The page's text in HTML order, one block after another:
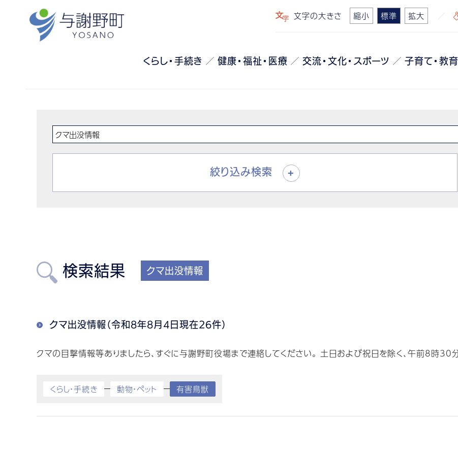
文字の大きさ 縮小 標準 拡大
くらし・手続き 健康・福祉・医療 交流・文化・スポーツ 子育て・教育
絞り込み検索 +
検索結果 クマ出没情報
クマ出没情報（令和8年8月4日現在26件）
クマの目撃情報等ありましたら、すぐに与謝野町役場まで連絡してください。 土日および祝日を除く、午前8時
くらし・手続き 動物・ペット 有害鳥獣